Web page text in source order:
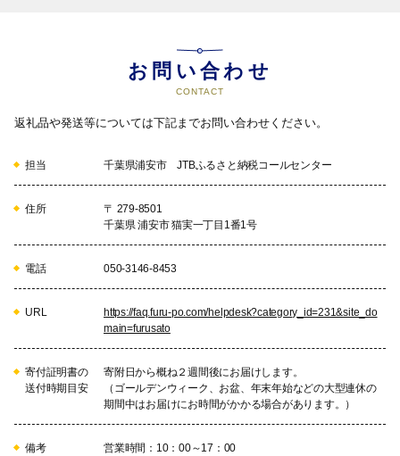
お問い合わせ
CONTACT
返礼品や発送等については下記までお問い合わせください。
担当 千葉県浦安市 JTBふるさと納税コールセンター
住所
〒 279-8501
千葉県 浦安市 猫実一丁目1番1号
電話 050-3146-8453
URL
https://faq.furu-po.com/helpdesk?category_id=231&site_do
main=furusato
寄付証明書の
送付時期目安
寄附日から概ね２週間後にお届けします。
（ゴールデンウィーク、お盆、年末年始などの大型連休の
期間中はお届けにお時間がかかる場合があります。）
備考
営業時間：10：00～17：00